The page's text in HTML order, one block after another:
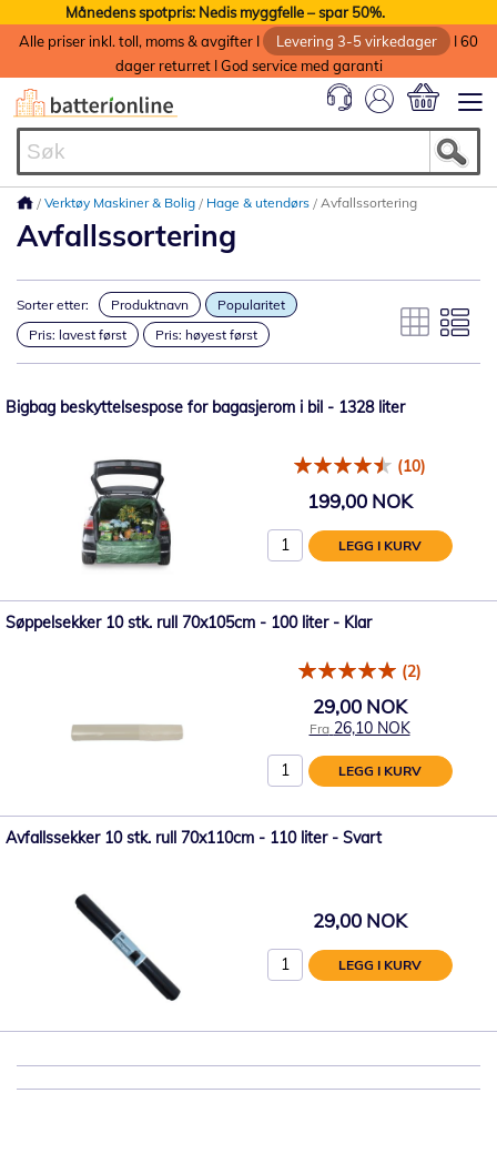
Månedens spotpris: Nedis myggfelle – spar 50%.
Alle priser inkl. toll, moms & avgifter I
Levering 3-5 virkedager
I 60
dager returret I God service med garanti
Verktøy Maskiner & Bolig Hage & utendørs Avfallssortering
Avfallssortering
Sorter etter: Produktnavn
Popularitet
Pris: lavest først
Pris: høyest først
Bigbag beskyttelsespose for bagasjerom i bil - 1328 liter
(10)
199,00 NOK
LEGG I KURV
Søppelsekker 10 stk. rull 70x105cm - 100 liter - Klar
(2)
29,00 NOK
Fra 26,10 NOK
LEGG I KURV
Avfallssekker 10 stk. rull 70x110cm - 110 liter - Svart
29,00 NOK
LEGG I KURV